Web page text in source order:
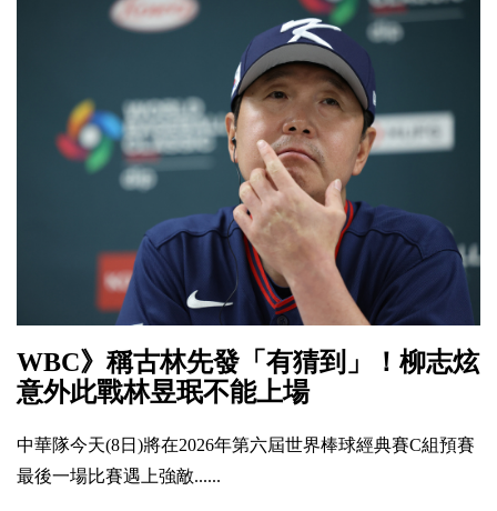
WBC》稱古林先發「有猜到」！柳志炫
意外此戰林昱珉不能上場
中華隊今天(8日)將在2026年第六屆世界棒球經典賽C組預賽
最後一場比賽遇上強敵......